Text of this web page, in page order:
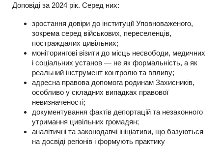
Доповіді за 2024 рік. Серед них:
зростання довіри до інституції Уповноваженого,
зокрема серед військових, переселенців,
постраждалих цивільних;
моніторингові візити до місць несвободи, медичних
і соціальних установ — не як формальність, а як
реальний інструмент контролю та впливу;
адресна правова допомога родинам Захисників,
особливо у складних випадках правової
невизначеності;
документування фактів депортацій та незаконного
утримання цивільних громадян;
аналітичні та законодавчі ініціативи, що базуються
на досвіді регіонів і формують практику